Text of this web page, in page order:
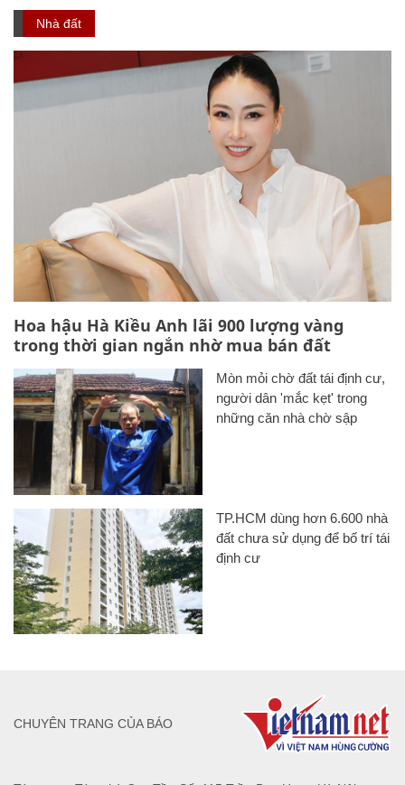
Nhà đất
Hoa hậu Hà Kiều Anh lãi 900 lượng vàng
trong thời gian ngắn nhờ mua bán đất
Mòn mỏi chờ đất tái định cư,
người dân 'mắc kẹt' trong
những căn nhà chờ sập
TP.HCM dùng hơn 6.600 nhà
đất chưa sử dụng để bố trí tái
định cư
CHUYÊN TRANG CỦA BÁO